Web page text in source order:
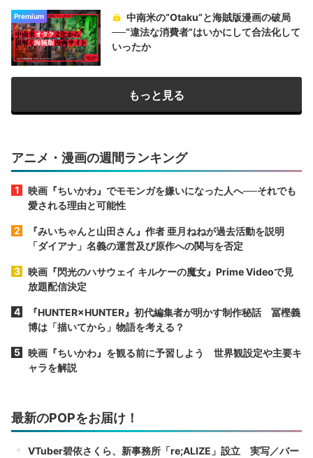
Premium
中南米の“Otaku”と海賊版漫画の破局
──“違法な消費者”はいかにして合法化して
いったか
もっと見る
アニメ・漫画の週間ランキング
映画『ちいかわ』でモモンガを嫌いになった人へ──それでも
愛される理由と可能性
『みいちゃんと山田さん』作者 亜月ねねが過去活動を説明
「ダイアナ」名義の運営及び原作への関与を否定
映画『閃光のハサウェイ キルケーの魔女』Prime Videoで見
放題配信決定
『HUNTER×HUNTER』初代編集者が明かす制作秘話 冨樫義
博は「描いてから」物語を考える？
映画『ちいかわ』を観る前に予習しよう 世界観設定や主要キ
ャラを解説
最新のPOPをお届け！
VTuber碧依さくら、新事務所「re;ALIZE」設立 実写／バー